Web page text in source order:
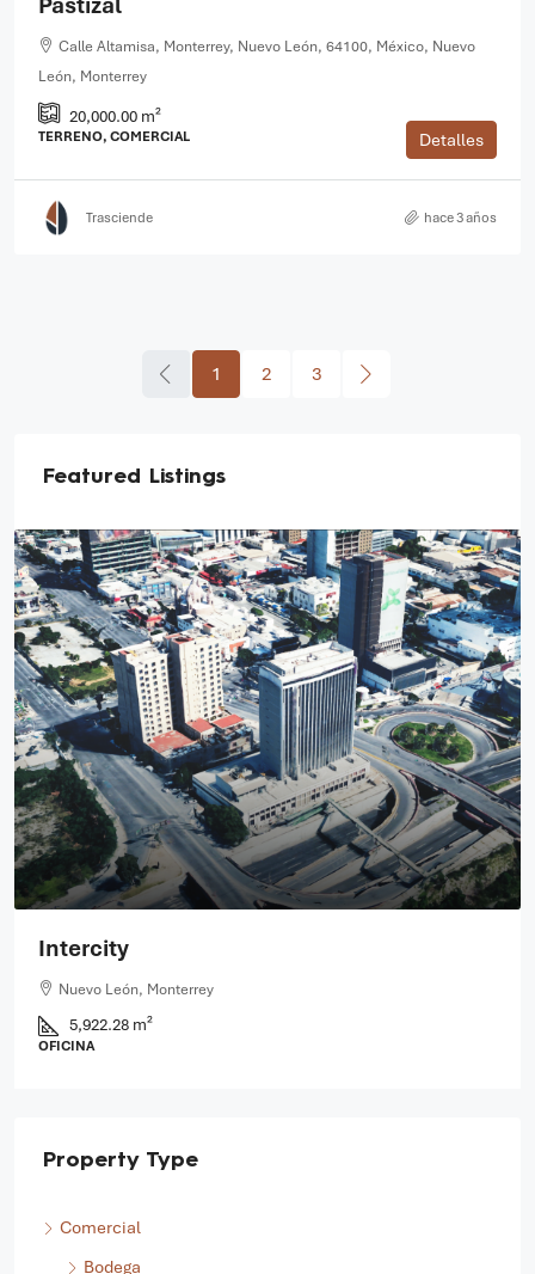
Calle Altamisa, Monterrey, Nuevo León, 64100, México, Nuevo
León, Monterrey
20,000.00 m²
TERRENO, COMERCIAL Detalles
Trasciende hace 3 años
1 2 3
Featured Listings
Santa Catarina
Carretera Monterrey - Saltillo, Santa Catarina, Nuevo León,
66358, México, Nuevo León, Santa Catarina
8,057.30 m²
Comercial